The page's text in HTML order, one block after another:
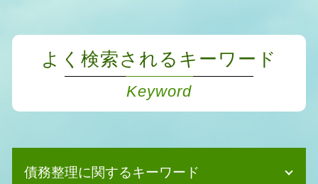
よく検索されるキーワード
Keyword
債務整理に関するキーワード